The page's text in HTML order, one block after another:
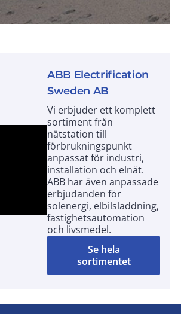
ABB Electrification
Sweden AB
Vi erbjuder ett komplett
sortiment från
nätstation till
förbrukningspunkt
anpassat för industri,
installation och elnät.
ABB har även anpassade
erbjudanden för
solenergi, elbilsladdning,
fastighetsautomation
och livsmedel.
Se hela
sortimentet